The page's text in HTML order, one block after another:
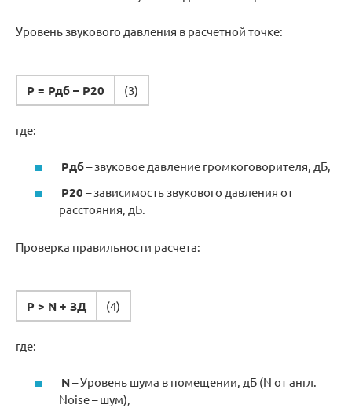
Уровень звукового давления в расчетной точке:
Р = Рдб – Р20 (3)
где:
Pдб– звуковое давление громкоговорителя, дБ,
P20 – зависимость звукового давления от
расстояния, дБ.
Проверка правильности расчета:
Р > N + ЗД (4)
где:
N– Уровень шума в помещении, дБ (N от англ.
Noise – шум),